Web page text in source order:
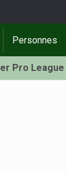
Personnes
Pro League